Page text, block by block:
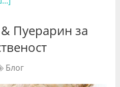
Пуерарин за
Блог